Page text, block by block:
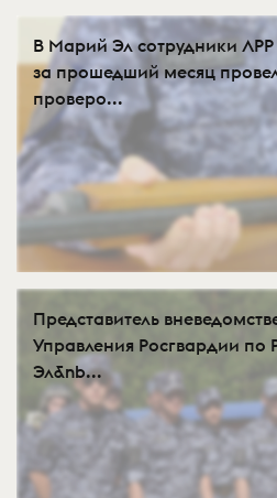
В Марий Эл сотрудники ЛРР
за прошедший месяц
проверо...
Представитель
Управления Росгвардии по
Эл&nb...